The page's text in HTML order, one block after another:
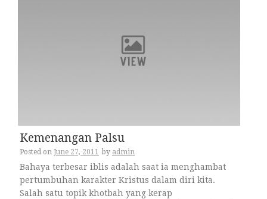
Kemenangan Palsu
Posted on June 27, 2011 by admin
Bahaya terbesar iblis adalah saat ia menghambat
pertumbuhan karakter Kristus dalam diri kita.
Salah satu topik khotbah yang kerap